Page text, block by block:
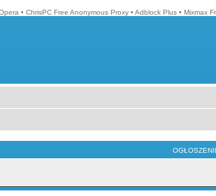
• ChrisPC Free Anonymous Proxy • Adblock Plus • Mixmax